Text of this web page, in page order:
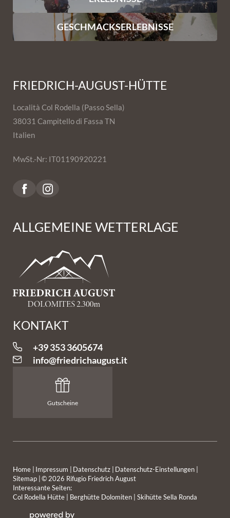
DIE HÜTTE
GESCHMACKSERLEBNISSE
FRIEDRICH-AUGUST-HÜTTE
Località Col Rodella (Passo Sella)
38031 Campitello di Fassa TN
Italien
MwSt.-Nr: IT01190920221
ALLGEMEINE WETTERLAGE
KONTAKT
+39 353 3605674
info@friedrichaugust.it
Gutscheine
Home Impressum Datenschutz Datenschutz-Einstellungen
Sitemap © 2026 Rifugio Friedrich August
Interessante Seiten:
Col Rodella Hütte
Berghütte Dolomiten Skihütte Sella Ronda